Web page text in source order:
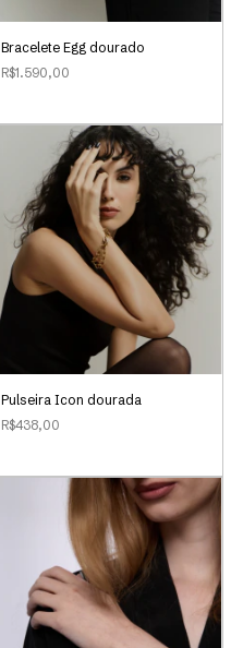
Bracelete Egg dourado
R$1.590,00
Pulseira Icon dourada
R$438,00